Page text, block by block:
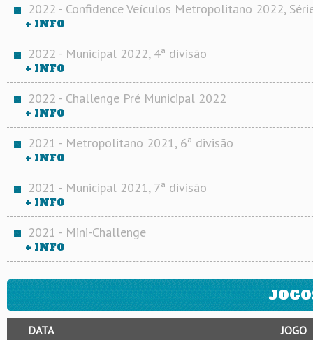
2022 - Confidence Veículos Metropolitano 2022,
+ INFO
2022 - Municipal 2022, 4ª divisão
+ INFO
2022 - Challenge Pré Municipal 2022
+ INFO
2021 - Metropolitano 2021, 6ª divisão
+ INFO
2021 - Municipal 2021, 7ª divisão
+ INFO
2021 - Mini-Challenge
+ INFO
DATA JOGO